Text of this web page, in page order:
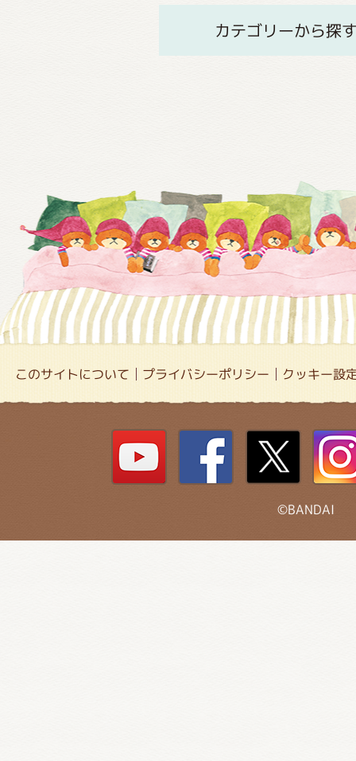
カテゴリーから探
このサイトについて プライバシーポリシー クッキー設
©BANDAI